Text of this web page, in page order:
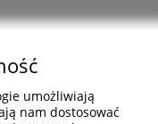
umożliwiają
nam dostosować